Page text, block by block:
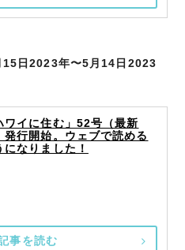
15日2023年〜5月14日2023
ワイに住む」52号（最新
発行開始。ウェブで読める
になりました！
事を読む